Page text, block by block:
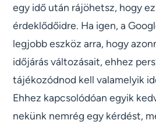
egy idő után rájöhetsz, hogy
érdeklődőidre. Ha igen, a
legjobb eszköz arra, hogy
időjárás változásait, ehhez
tájékozódnod kell valamelyik
Ehhez kapcsolódóan egyik
nekünk nemrég egy kérdést,